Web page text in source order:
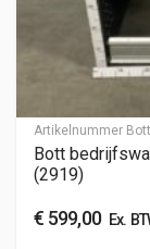
Artikelnummer
Bott
(2919)
€ 599,00Ex.